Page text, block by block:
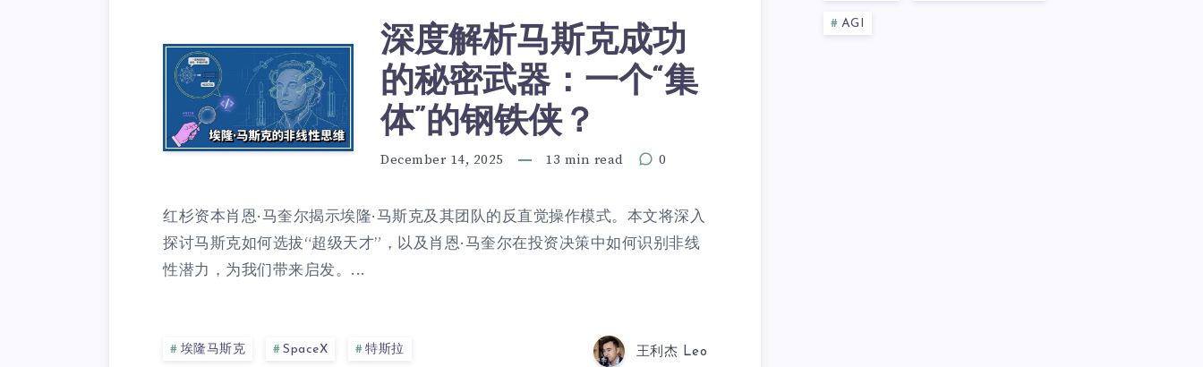
深度解析马斯克成功
的秘密武器：一个“集
体”的钢铁侠？
December 14, 2025 13 min read 0
红杉资本肖恩·马奎尔揭示埃隆·马斯克及其团队的反直觉操作模式。本文将深入
探讨马斯克如何选拔“超级天才”，以及肖恩·马奎尔在投资决策中如何识别非线
性潜力，为我们带来启发。...
埃隆马斯克 SpaceX 特斯拉 王利杰 Leo
AGI